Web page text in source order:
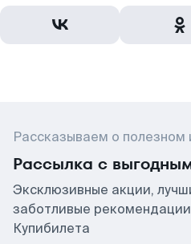
Рассказываем о полезном
Рассылка с
Эксклюзивные акции,
заботливые
Купибилета